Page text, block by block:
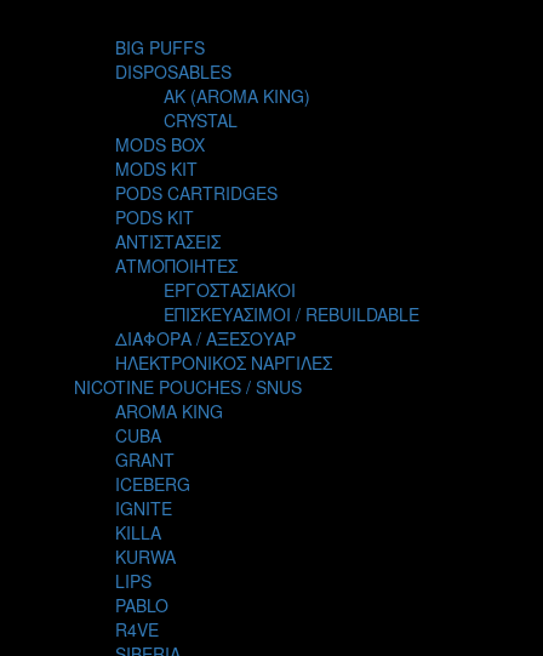
NUBO
OMERTA LIQUIDS
OPMH PROJECT
S-ELF JUICE
SADBOY
SCANDAL
SECRET FOREST
STEAM CITY LIQUIDS
STEAM TRAIN
STEAMPUNK
TALES
TATTOO
THE ALCHEMIST
THE SMOKER'S CLUB
TIKI MAHU
TWIST
VGOD
WILD ZOO
YETI
BIG PUFFS
DISPOSABLES
AK (AROMA KING)
CRYSTAL
MODS BOX
MODS KIT
PODS CARTRIDGES
PODS KIT
ΑΝΤΙΣΤΑΣΕΙΣ
ΑΤΜΟΠΟΙΗΤΕΣ
ΕΡΓΟΣΤΑΣΙΑΚΟΙ
ΕΠΙΣΚΕΥΑΣΙΜΟΙ / REBUILDABLE
ΔΙΑΦΟΡΑ / ΑΞΕΣΟΥΑΡ
ΗΛΕΚΤΡΟΝΙΚΟΣ ΝΑΡΓΙΛΕΣ
NICOTINE POUCHES / SNUS
AROMA KING
CUBA
GRANT
ICEBERG
IGNITE
KILLA
KURWA
LIPS
PABLO
R4VE